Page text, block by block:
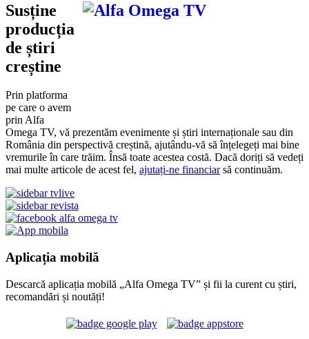
Susține
producția
de știri
creștine
Prin platforma
pe care o avem
prin Alfa
Omega TV, vă prezentăm evenimente și știri internaționale sau din
România din perspectivă creștină, ajutându-vă să înțelegeți mai bine
vremurile în care trăim. Însă toate acestea costă. Dacă doriți să vedeți
mai multe articole de acest fel, ajutați-ne financiarsă continuăm.
Aplicația mobilă
Descarcă aplicația mobilă „Alfa Omega TV” și fii la curent cu știri,
recomandări și noutăți!